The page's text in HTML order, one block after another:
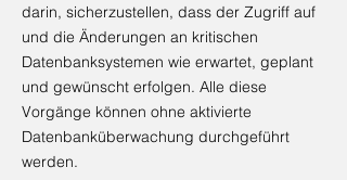
darin, sicherzustellen, dass der Zugriff auf
und die Änderungen an kritischen
Datenbanksystemen wie erwartet, geplant
und gewünscht erfolgen. Alle diese
Vorgänge können ohne aktivierte
Datenbanküberwachung durchgeführt
werden.